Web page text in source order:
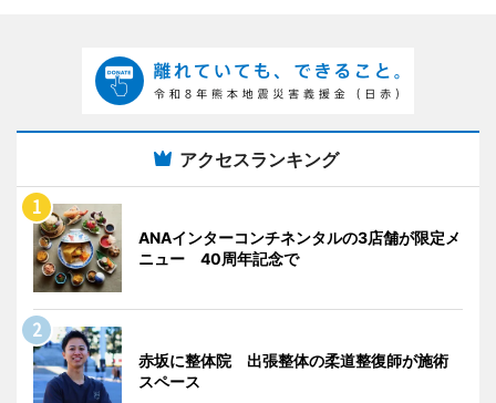
アクセスランキング
ANAインターコンチネンタルの3店舗が限定メ
ニュー 40周年記念で
赤坂に整体院 出張整体の柔道整復師が施術
スペース